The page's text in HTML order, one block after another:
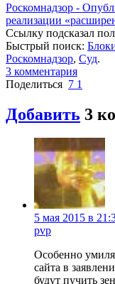
Роскомнадзор -
реализации
Ссылку подсказал
Быстрый поиск:
Роскомнадзор, Суд.
3 комментария
Поделиться 7 1
Добавить 3
5 мая 2015 в
pvp
Особенно
сайта в
будут пучить